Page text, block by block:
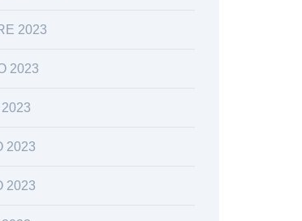
2023
2023
2023
2023
2023